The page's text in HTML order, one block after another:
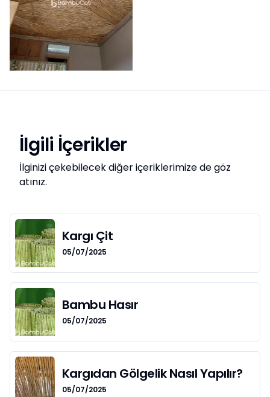
İlgili İçerikler
İlginizi çekebilecek diğer içeriklerimize de göz
atınız.
Kargı Çit
05/07/2025
Bambu Hasır
05/07/2025
Kargıdan Gölgelik Nasıl Yapılır?
05/07/2025